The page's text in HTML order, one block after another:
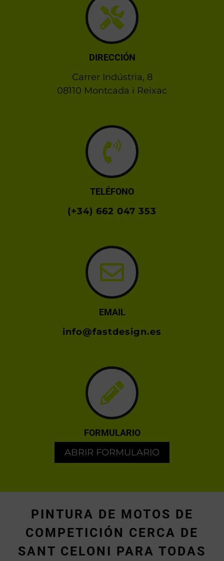
DIRECCIÓN
Carrer Indústria, 8
08110 Montcada i Reixac
TELÉFONO
(+34) 662 047 353
EMAIL
info@fastdesign.es
FORMULARIO
ABRIR FORMULARIO
PINTURA DE MOTOS DE
COMPETICIÓN CERCA DE
SANT CELONI PARA TODAS